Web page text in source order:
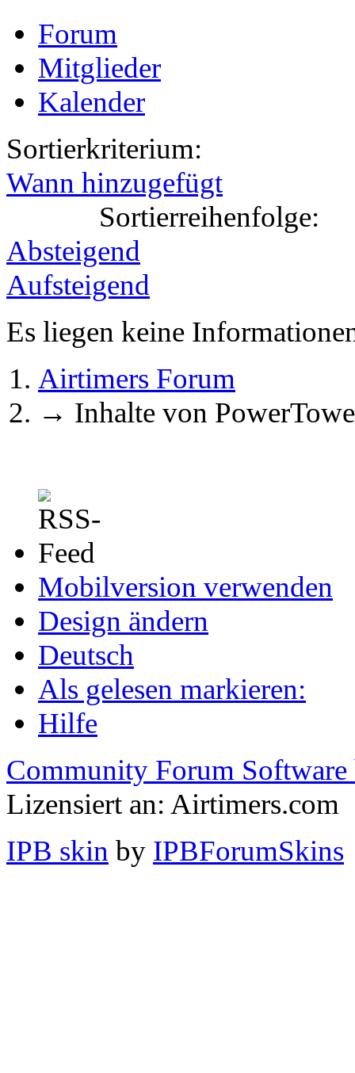
Forum
Mitglieder
Kalender
Sortierkriterium:
Wann hinzugefügt
Sortierreihenfolge:
Absteigend
Aufsteigend
Es liegen keine
Airtimers Forum
→ Inhalte von
Mobilversion verwenden
Design ändern
Deutsch
Als gelesen markieren:
Hilfe
Community Forum Software
Lizensiert an: Airtimers.com
IPB skin by IPBForumSkins